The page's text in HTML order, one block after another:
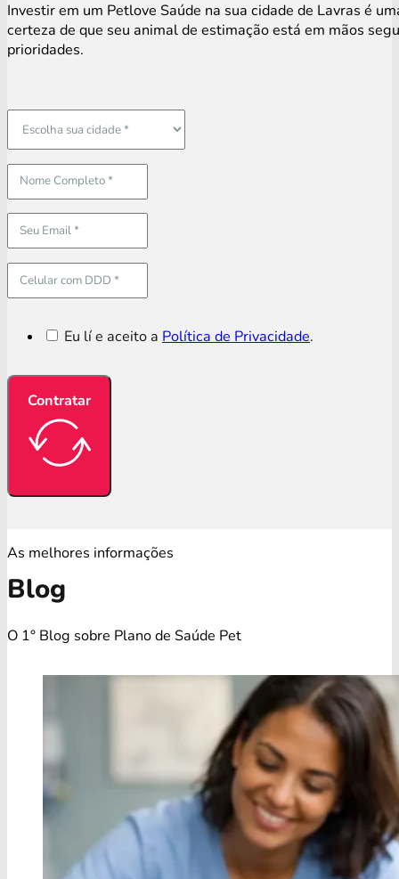
Investir em um Petlove Saúde na sua cidade de Lavras é
certeza de que seu animal de estimação está em mãos
prioridades.
Eu lí e aceito a Política de Privacidade.
Contratar
As melhores informações
Blog
O 1° Blog sobre Plano de Saúde Pet